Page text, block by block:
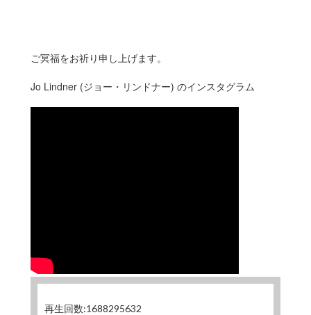
ご冥福をお祈り申し上げます。
Jo Lindner (ジョー・リンドナー) のインスタグラム
再生回数:1688295632